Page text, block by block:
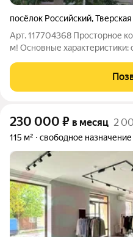
посёлок Российский,
Арт. 117704368 Просторное
м! Основные характеристики:
отдельный вход с улицы
Технические
230 000 ₽ в месяц 2
115 м² свободное назначение